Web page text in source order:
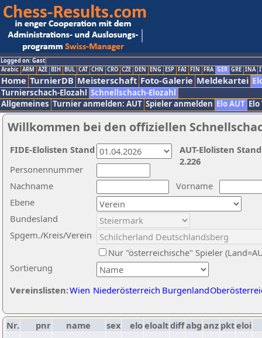
Logged on: Gast
Arabic ARM AZE BIH BUL CAT CHN CRO CZE DEN ENG ESP FAI FIN FRA GER GRE INA
Home TurnierDB Meisterschaft Foto-Galerie Meldekartei
Turnierschach-Elozahl Schnellschach-Elozahl
Allgemeines Turnier anmelden: AUT Spieler anmelden Elo AUT
Willkommen bei den offiziellen
Nachname
Vorname
Ebene
Sortierung
Personennummer
Bundesland
Spgem./Kreis/Verein
Nur "österreichische" Spieler
Vereinslisten:Wien Niederösterreich Burgenland
AUT-Elolisten
2.226
FIDE-Elolisten Stand
Nr. pnr name sex eloeloaltdiffabg anz pkteloi